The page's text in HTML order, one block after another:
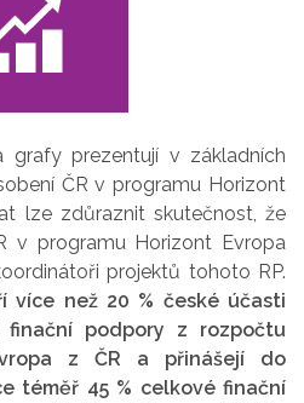
grafy prezentují v základních
ČR v programu Horizont
lze zdůraznit skutečnost, že
v programu Horizont Evropa
projektů tohoto RP.
více než 20 % české účasti
finační podpory z rozpočtu
z ČR a přinášejí do
téměř 45 % celkové finační